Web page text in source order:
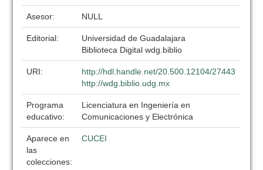
Asesor: NULL
Editorial:
Universidad de Guadalajara
Biblioteca Digital wdg.biblio
URI:
http://hdl.handle.net/20.500.12104/27443
http://wdg.biblio.udg.mx
Programa
educativo:
Licenciatura en Ingeniería en
Comunicaciones y Electrónica
Aparece en
las
colecciones:
CUCEI